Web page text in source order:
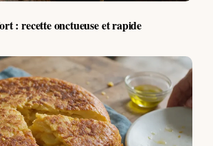
: recette onctueuse et rapide